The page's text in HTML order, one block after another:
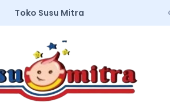
Toko Susu Mitra